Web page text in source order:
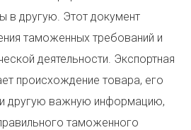
в другую. Этот документ
таможенных требований и
деятельности. Экспортная
происхождение товара, его
другую важную информацию,
таможенного